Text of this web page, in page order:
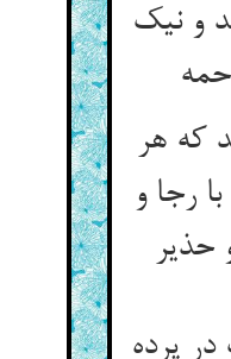
و نیک
که هر
رجا و
حذیر
پرده